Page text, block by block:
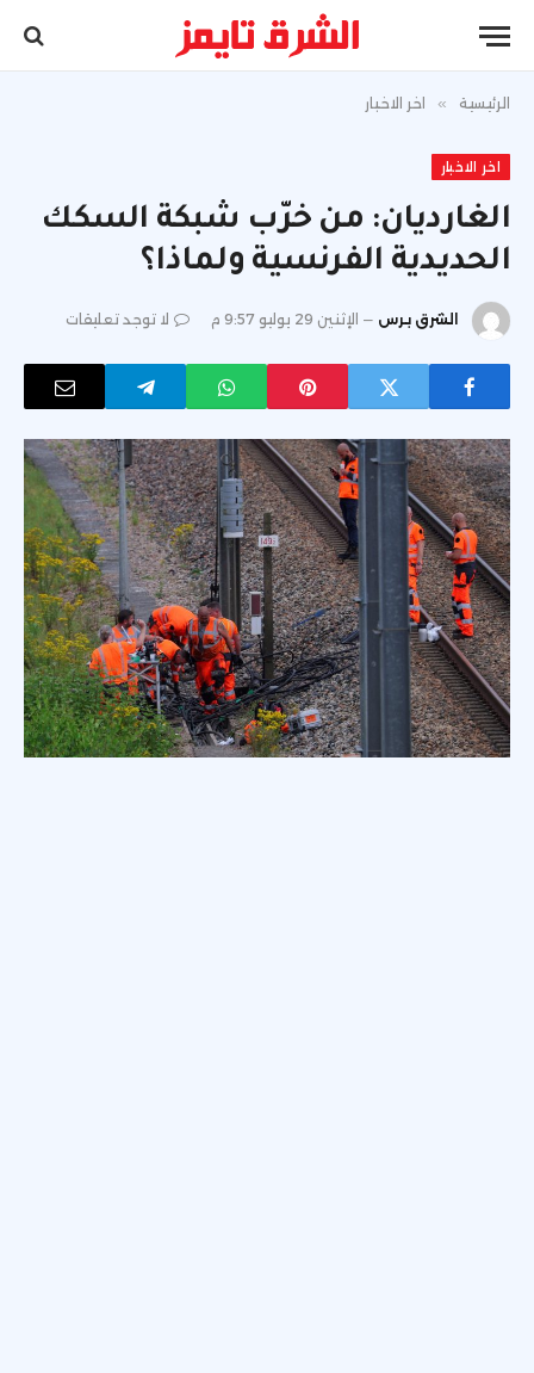
الرئيسية » اخر الاخبار
اخر الاخبار
الغارديان: من خرّب شبكة السكك
الحديدية الفرنسية ولماذا؟
الشرق برس الإثنين 29 يوليو 9:57 م لا توجد تعليقات